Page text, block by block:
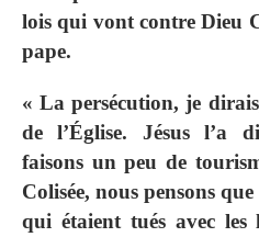
lois qui vont contre Dieu
pape.
« La persécution, je
de l’Église. Jésus l’a
faisons un peu de
Colisée, nous pensons
qui étaient tués avec